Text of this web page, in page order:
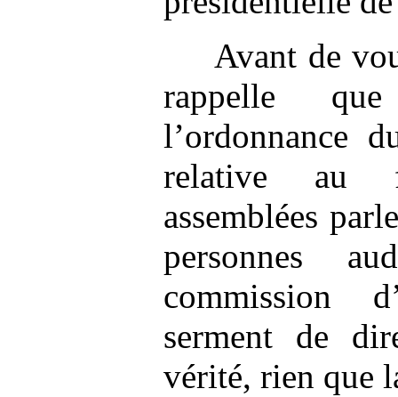
Avant de
rappelle
l’ordonnance
relative au
assemblées
personnes
commission
serment de
vérité, rien que